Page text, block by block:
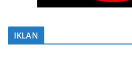
IKLAN